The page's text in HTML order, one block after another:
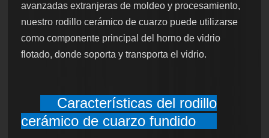
avanzadas extranjeras de moldeo y procesamiento,
nuestro rodillo cerámico de cuarzo puede utilizarse
como componente principal del horno de vidrio
flotado, donde soporta y transporta el vidrio.
Características del rodillo
cerámico de cuarzo fundido